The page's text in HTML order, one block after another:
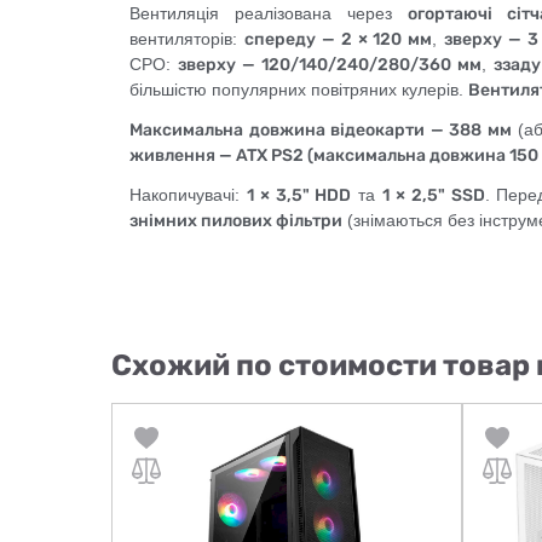
Вентиляція реалізована через огортаючі
вентиляторів: спереду — 2 × 120 мм ,зверху —
СРО: зверху — 120/140/240/280/360 мм
більшістю популярних повітряних кулерів.
Максимальна довжина відеокарти — 388 мм
живлення — ATX PS2 (максимальна довжина
Накопичувачі: 1 × 3,5" HDD та1 × 2,5" SSD .
знімних пилових фільтри (знімаються без
Схожий по стоимости товар